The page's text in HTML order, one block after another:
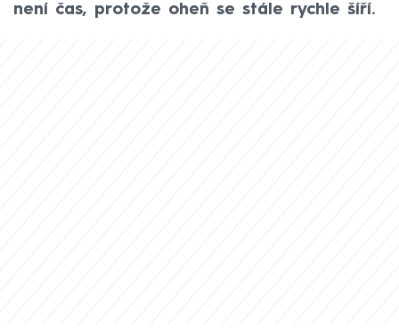
není čas, protože oheň se stále rychle šíří.